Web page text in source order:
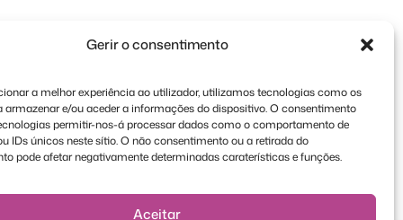
Gerir o consentimento
a melhor experiência ao utilizador, utilizamos tecnologias como os
armazenar e/ou aceder a informações do dispositivo. O consentimento
permitir-nos-á processar dados como o comportamento de
IDs únicos neste sítio. O não consentimento ou a retirada do
pode afetar negativamente determinadas caraterísticas e funções.
Aceitar